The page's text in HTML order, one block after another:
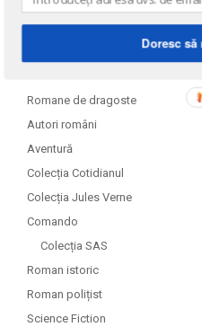
Romane de dragoste
Autori români
Aventură
Colecția Cotidianul
Colecția Jules Verne
Comando
Colecția SAS
Roman istoric
Roman polițist
Science Fiction
Doresc să